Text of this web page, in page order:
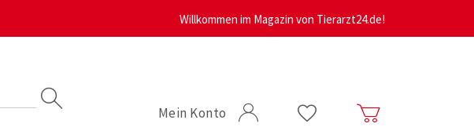
Willkommen im Magazin von Tierarzt24.de!
Mein Konto